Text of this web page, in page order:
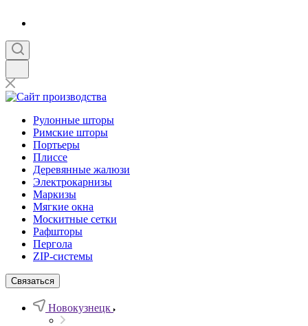
Рулонные шторы
Римские шторы
Портьеры
Плиссе
Деревянные жалюзи
Электрокарнизы
Маркизы
Мягкие окна
Москитные сетки
Рафшторы
Пергола
ZIP-системы
Связаться
Новокузнецк